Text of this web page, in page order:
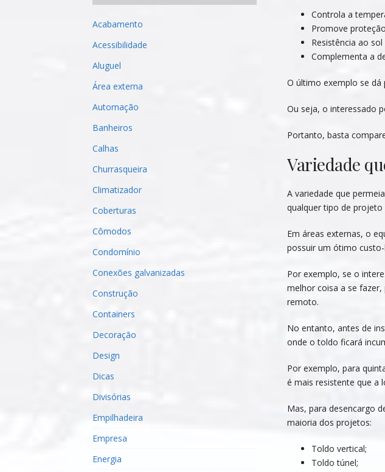
Controla a
Promove
Resistência ao sol
Complementa a
O último exemplo se
Ou seja, o interessado
Portanto, basta
Variedade
A variedade que
qualquer tipo de projeto
Em áreas externas, o
possuir um ótimo
Por exemplo, se o
melhor coisa a se
remoto.
No entanto, antes de
onde o toldo ficará
Por exemplo, para
é mais resistente que a
Mas, para desencargo
maioria dos projetos:
Toldo vertical;
Toldo túnel;
Acabamento
Acessibilidade
Aluguel
Área externa
Automação
Banheiros
Calhas
Churrasqueira
Climatizador
Coberturas
Cômodos
Condomínio
Conexões galvanizadas
Construção
Containers
Decoração
Design
Dicas
Divisórias
Empilhadeira
Empresa
Energia